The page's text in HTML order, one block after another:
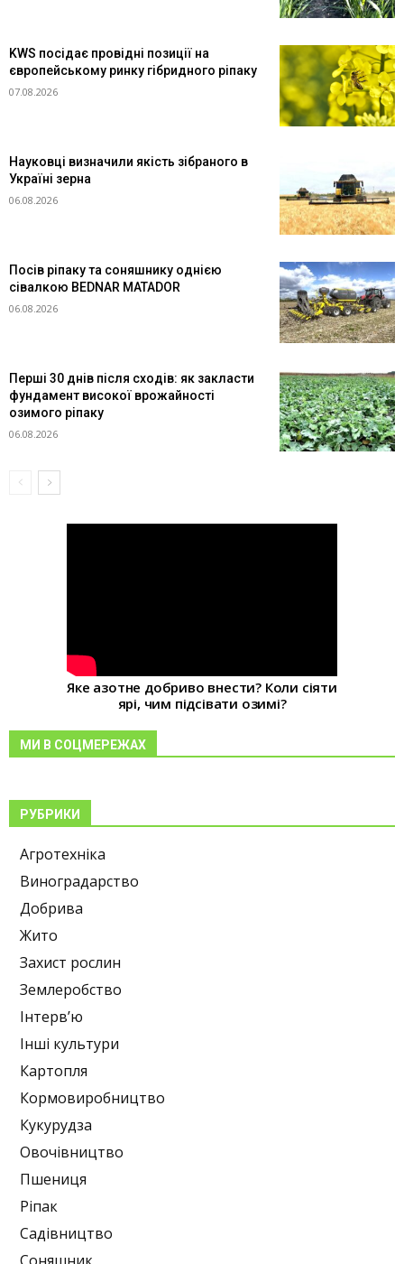
KWS посідає провідні позиції на
європейському ринку гібридного ріпаку
07.08.2026
Науковці визначили якість зібраного в
Україні зерна
06.08.2026
Посів ріпаку та соняшнику однією
сівалкою BEDNAR MATADOR
06.08.2026
Перші 30 днів після сходів: як закласти
фундамент високої врожайності
озимого ріпаку
06.08.2026
Яке азотне добриво внести? Коли сіяти
ярі, чим підсівати озимі?
МИ В СОЦМЕРЕЖАХ
РУБРИКИ
Агротехніка
Виноградарство
Добрива
Жито
Захист рослин
Землеробство
Інтерв’ю
Інші культури
Картопля
Кормовиробництво
Кукурудза
Овочівництво
Пшениця
Ріпак
Садівництво